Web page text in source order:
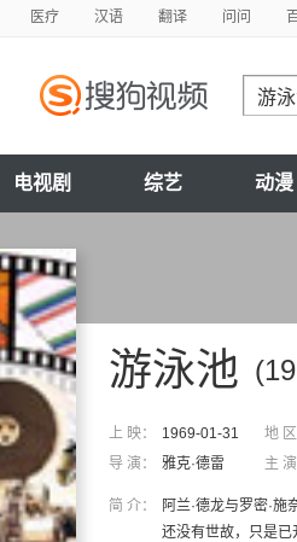
医疗 汉语 翻译 问问
电视剧 综艺 动漫
游泳池
上 映： 1969-01-31 地 区
导 演：
雅克·德雷 主 演
简 介：
阿兰·德龙与罗密·
还没有世故，只是